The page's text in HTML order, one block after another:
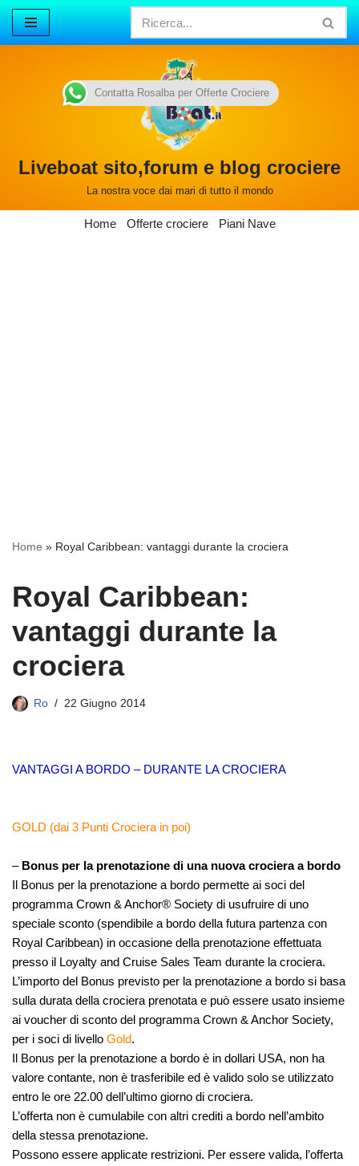
Vai
Liveboat sito,forum e blog crociere
La nostra voce dai mari di tutto il mondo
Home Offerte crociere Piani Nave
Home » Royal Caribbean: vantaggi durante la crociera
Royal Caribbean:
vantaggi durante la
crociera
Ro 22 Giugno 2014
VANTAGGI A BORDO – DURANTE LA CROCIERA
GOLD (dai 3 Punti Crociera in poi)
– Bonus per la prenotazione di una nuova crociera a bordo
Il Bonus per la prenotazione a bordo permette ai soci del
programma Crown & Anchor® Society di usufruire di uno
speciale sconto (spendibile a bordo della futura partenza con
Royal Caribbean) in occasione della prenotazione effettuata
presso il Loyalty and Cruise Sales Team durante la crociera.
L’importo del Bonus previsto per la prenotazione a bordo si basa
sulla durata della crociera prenotata e può essere usato insieme
ai voucher di sconto del programma Crown & Anchor Society,
per i soci di livello Gold.
Il Bonus per la prenotazione a bordo è in dollari USA, non ha
valore contante, non è trasferibile ed è valido solo se utilizzato
entro le ore 22.00 dell’ultimo giorno di crociera.
L’offerta non è cumulabile con altri crediti a bordo nell’ambito
della stessa prenotazione.
Possono essere applicate restrizioni. Per essere valida, l’offerta
Contatta Rosalba per Offerte Crociere